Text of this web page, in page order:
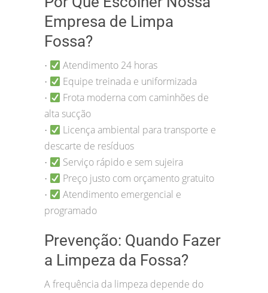
Empresa de Limpa
Fossa?
• Atendimento 24 horas
• Equipe treinada e uniformizada
•
Frota moderna com caminhões de
alta sucção
•
Licença ambiental para transporte e
descarte de resíduos
• Serviço rápido e sem sujeira
• Preço justo com orçamento gratuito
•
Atendimento emergencial e
programado
Prevenção: Quando Fazer
a Limpeza da Fossa?
A frequência da limpeza depende do